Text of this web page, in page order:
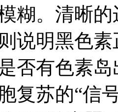
糊。清晰
说明黑色
否有色素
复苏的“信